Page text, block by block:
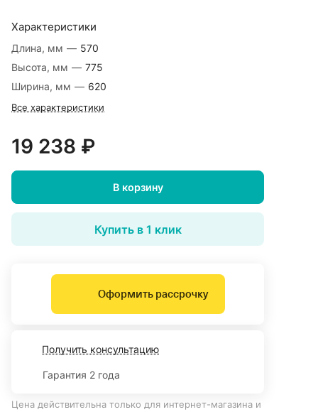
Характеристики
Длина, мм — 570
Высота, мм — 775
Ширина, мм — 620
Все характеристики
19 238 ₽
В корзину
Купить в 1 клик
Оформить рассрочку
Получить консультацию
Гарантия 2 года
Цена действительна только для интернет-магазина и